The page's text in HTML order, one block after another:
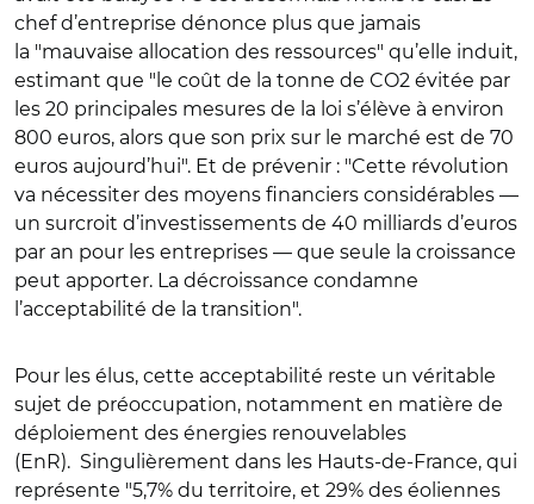
chef d’entreprise dénonce plus que jamais
la "mauvaise allocation des ressources" qu’elle induit,
estimant que "le coût de la tonne de CO2 évitée par
les 20 principales mesures de la loi s’élève à environ
800 euros, alors que son prix sur le marché est de 70
euros aujourd’hui". Et de prévenir : "Cette révolution
va nécessiter des moyens financiers considérables —
un surcroit d’investissements de 40 milliards d’euros
par an pour les entreprises — que seule la croissance
peut apporter. La décroissance condamne
l’acceptabilité de la transition".
Pour les élus, cette acceptabilité reste un véritable
sujet de préoccupation, notamment en matière de
déploiement des énergies renouvelables
(EnR). Singulièrement dans les Hauts-de-France, qui
représente "5,7% du territoire, et 29% des éoliennes